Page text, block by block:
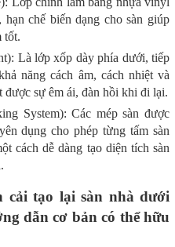
chế biến dạng cho sàn giúp
tốt.
Là lớp xốp dày phía dưới, tiếp
năng cách âm, cách nhiệt và
được sự êm ái, đàn hồi khi đi lại.
System): Các mép sàn được
dụng cho phép từng tấm sàn
cách dễ dàng tạo diện tích sàn
tạo lại sàn nhà dưới
dẫn cơ bản có thể hữu